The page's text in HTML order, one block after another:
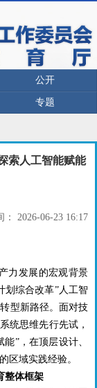
公开
专题
索人工智能赋能
2026-06-23 16:17
力发展的宏观背景
划综合改革”人工智
型新路径。面对技
统思维先行先试，
”，在顶层设计、
区域实践经验。
整体框架